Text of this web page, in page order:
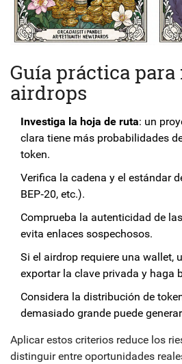
Guía práctica
airdrops
Investiga la hoja de ruta: un
clara tiene más probabilidades
token.
Verifica la cadena y el estándar
BEP‑20, etc.).
Comprueba la autenticidad de
evita enlaces sospechosos.
Si el airdrop requiere una wallet,
exportar la clave privada y haga
Considera la distribución de
demasiado grande puede
Aplicar estos criterios reduce los
distinguir entre oportunidades